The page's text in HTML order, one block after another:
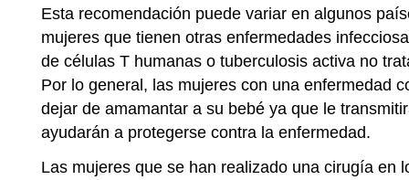
Esta recomendación puede variar en algunos
mujeres que tienen otras enfermedades
de células T humanas o tuberculosis activa no
Por lo general, las mujeres con una enfermedad
dejar de amamantar a su bebé ya que le
ayudarán a protegerse contra la enfermedad.
Las mujeres que se han realizado una cirugía en